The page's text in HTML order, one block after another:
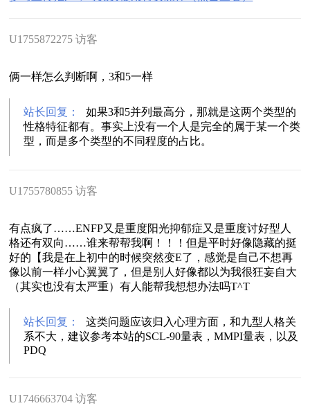
U1755872275 访客
俩一样怎么判断啊，3和5一样
站长回复：
如果3和5并列最高分，那就是这两个类型的
性格特征都有。事实上没有一个人是完全的属于某一个类
型，而是多个类型的不同程度的占比。
U1755780855 访客
有点疯了……ENFP又是重度阳光抑郁症又是重度讨好型人
格还有双向……谁来帮帮我啊！！！但是平时好像隐藏的挺
好的【我是在上初中的时候突然变E了，感觉是自己不想再
像以前一样小心翼翼了，但是别人好像都以为我很狂妄自大
（其实也没有太严重）有人能帮我想想办法吗T^T
站长回复：
这类问题应该归入心理方面，和九型人格关
系不大，建议参考本站的SCL-90量表，MMPI量表，以及
PDQ
U1746663704 访客